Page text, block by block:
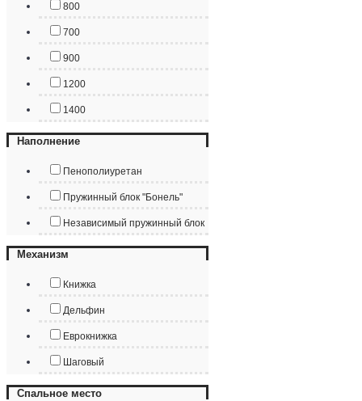
800
700
900
1200
1400
Наполнение
Пенополиуретан
Пружинный блок "Бонель"
Независимый пружинный блок
Механизм
Книжка
Дельфин
Еврокнижка
Шаговый
Спальное место